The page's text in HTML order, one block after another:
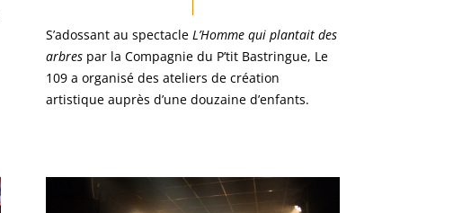
S’adossant au spectacle L’Homme qui plantait des
arbrespar la Compagnie du P’tit Bastringue, Le
109 a organisé des ateliers de création
artistique auprès d’une douzaine d’enfants.